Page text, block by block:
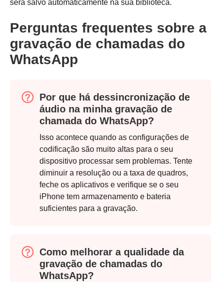
será salvo automaticamente na sua biblioteca.
Perguntas frequentes sobre a
gravação de chamadas do
WhatsApp
Por que há dessincronização de
áudio na minha gravação de
chamada do WhatsApp?
Isso acontece quando as configurações de
codificação são muito altas para o seu
dispositivo processar sem problemas. Tente
diminuir a resolução ou a taxa de quadros,
feche os aplicativos e verifique se o seu
iPhone tem armazenamento e bateria
suficientes para a gravação.
Como melhorar a qualidade da
gravação de chamadas do
WhatsApp?